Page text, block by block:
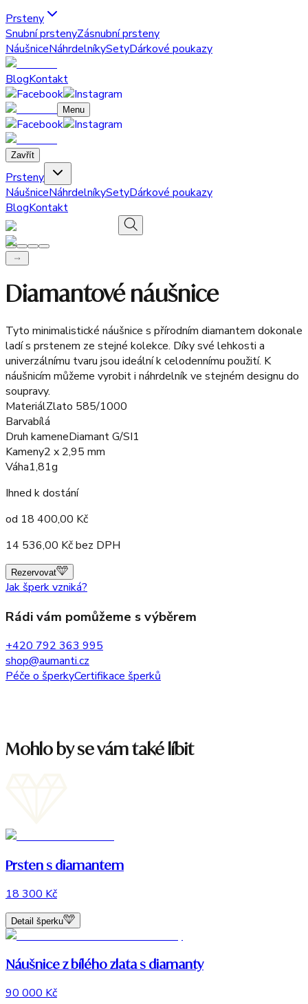
Prsteny
Snubní prstenyZásnubní prsteny
NáušniceNáhrdelníkySetyDárkové poukazy
BlogKontakt
Menu
Zavřít
Prsteny
NáušniceNáhrdelníkySetyDárkové poukazy
BlogKontakt
Diamantové náušnice
Tyto minimalistické náušnice s přírodním diamantem dokonale
ladí s prstenem ze stejné kolekce. Díky své lehkosti a
univerzálnímu tvaru jsou ideální k celodennímu použití. K
náušnicím můžeme vyrobit i náhrdelník ve stejném designu do
soupravy.
MateriálZlato 585/1000
Barvabílá
Druh kameneDiamant G/SI1
Kameny2 x 2,95 mm
Váha1,81g
Ihned k dostání
od 18 400,00 Kč
14 536,00 Kč bez DPH
Rezervovat
Jak šperk vzniká?
Rádi vám pomůžeme s výběrem
+420 792 363 995
shop@aumanti.cz
Péče o šperkyCertifikace šperků
Mohlo by se vám také líbit
Prsten s diamantem
18 300 Kč
Detail šperku
Náušnice z bílého zlata s diamanty
90 000 Kč